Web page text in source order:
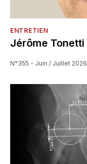
ENTRETIEN
Jérôme Tonetti
N°355 - Juin / Juillet 2026